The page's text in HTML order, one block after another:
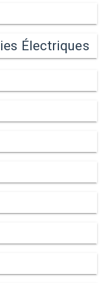
Électriques